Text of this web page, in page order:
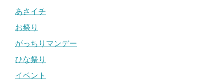
あさイチ
お祭り
がっちりマンデー
ひな祭り
イベント